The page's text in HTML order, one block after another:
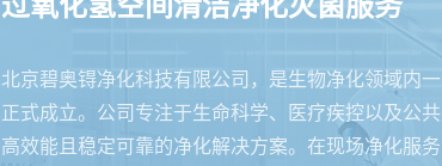
北京碧奥锝净化科技有限公司，是生物净化领域内
正式成立。公司专注于生命科学、医疗疾控以及公
高效能且稳定可靠的净化解决方案。在现场净化服